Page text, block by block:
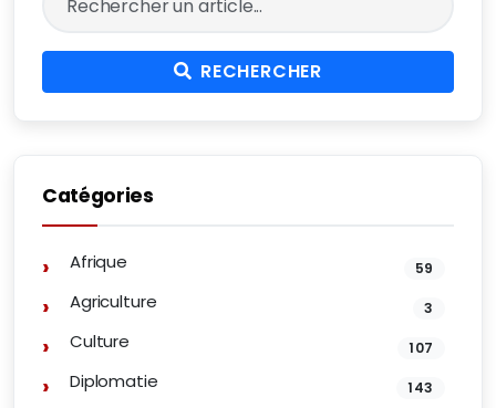
RECHERCHER
Catégories
Afrique 59
Agriculture 3
Culture 107
Diplomatie 143